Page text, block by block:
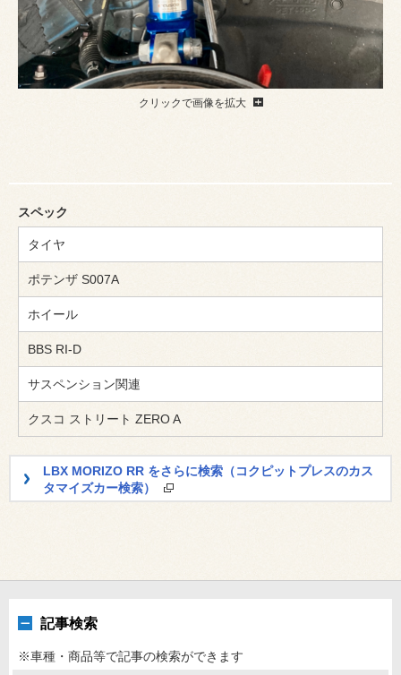
クリックで画像を拡大
スペック
タイヤ
ポテンザ S007A
ホイール
BBS RI-D
サスペンション関連
クスコ ストリート ZERO A
LBX MORIZO RR をさらに検索（コクピットプレスのカス
タマイズカー検索）
記事検索
※車種・商品等で記事の検索ができます